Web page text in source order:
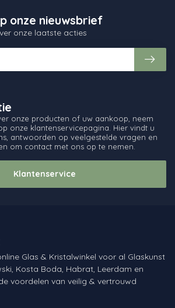
onze producten of uw aankoop, neem
onze klantenservicepagina. Hier vindt u
antwoorden op veelgestelde vragen en
om contact met ons op te nemen.
Klantenservice
onze nieuwsbrief
onze laatste acties
Glas & Kristalwinkel voor al Glaskunst
Kosta Boda, Habrat, Leerdam en
voordelen van veilig & vertrouwd